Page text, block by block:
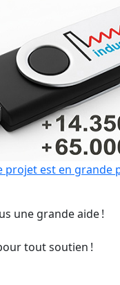
projet est en
une grande aide !
tout soutien !